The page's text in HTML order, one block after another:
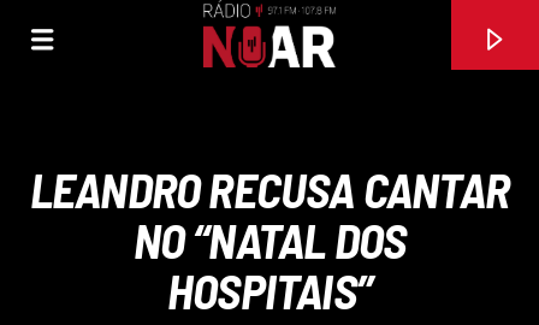
LEANDRO RECUSA CANTAR
NO “NATAL DOS
HOSPITAIS”